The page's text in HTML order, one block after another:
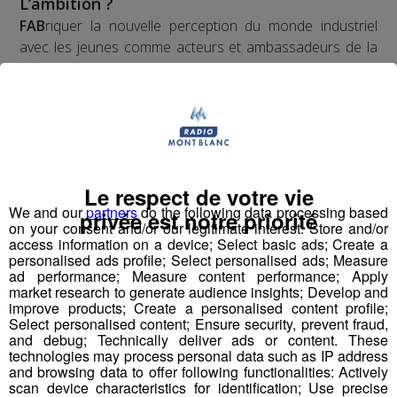
FABriquer la nouvelle perception du monde industriel
avec les jeunes comme acteurs et ambassadeurs de la
filière.
collégiens et lycéens sur plusieurs mois à leur
participation à une compétition apprenante de robots le
"First Tech Challenge" en points d’orgue, avec leur robot
fabriqué.
Les jeunes des établissements scolaires doivent
fabriquer un robot à partir d'un kit de pièces détachées
fourni par l'association organisatrice la compétition
"Robotique First France". Dans le cadre de TOP FAB, le
Groupe Mont Blanc Médias fait appel à4
We and ourpartnersdo the following data processing based
on your consent and/or our legitimate interest: Store and/or
access information on a device; Select basic ads; Create a
personalised ads profile; Select personalised ads; Measure
ad performance; Measure content performance; Apply
market research to generate audience insights; Develop and
improve products; Create a personalised content profile;
Select personalised content; Ensure security, prevent fraud,
and debug; Technically deliver ads or content. These
technologies may process personal data such as IP address
and browsing data to offer following functionalities: Actively
scan device characteristics for identification; Use precise
Le respect de votre vie
privée est notre priorité